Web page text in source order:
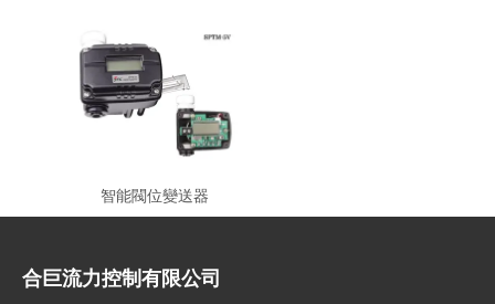
智能閥位變送器
合巨流力控制有限公司